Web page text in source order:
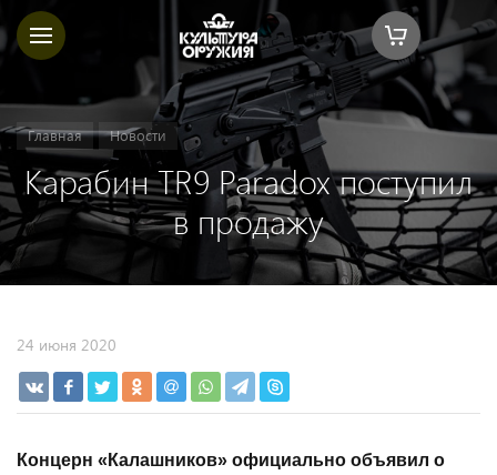
Главная Новости
Карабин ТR9 Paradox поступил
в продажу
24 июня 2020
Концерн «Калашников» официально объявил о